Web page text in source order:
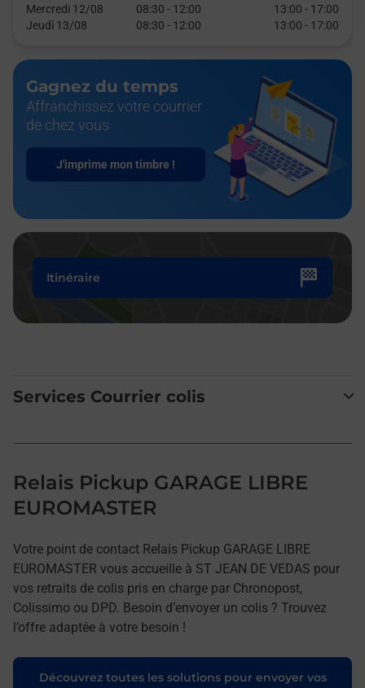
Mercredi 12/08
08:30 - 12:00 13:00 - 17:00
Jeudi 13/08
08:30 - 12:00 13:00 - 17:00
Gagnez du temps
Affranchissez votre courrier
de chez vous
J'imprime mon timbre !
Itinéraire
Services Courrier colis
Relais Pickup GARAGE LIBRE
EUROMASTER
Votre point de contact Relais Pickup GARAGE LIBRE
EUROMASTER vous accueille à ST JEAN DE VEDAS pour
vos retraits de colis pris en charge par Chronopost,
Colissimo ou DPD. Besoin d’envoyer un colis ? Trouvez
l’offre adaptée à votre besoin !
Découvrez toutes les solutions pour envoyer vos